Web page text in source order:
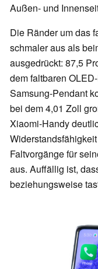
Außen- und
Die Ränder um das
schmaler aus als
ausgedrückt: 87,5
dem faltbaren
Samsung-Pendant
bei dem 4,01 Zoll
Xiaomi-Handy
Faltvorgänge für
aus. Auffällig ist,
beziehungsweise